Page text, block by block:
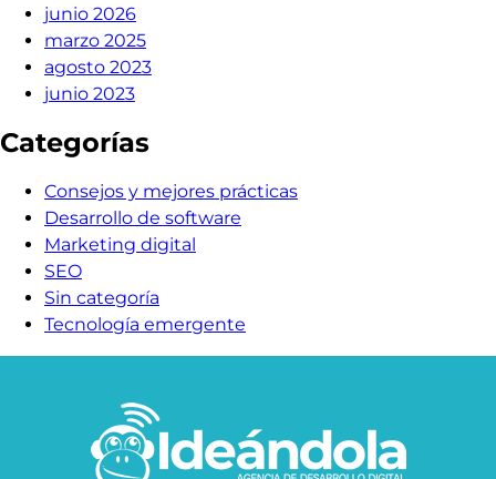
junio 2026
marzo 2025
agosto 2023
junio 2023
Categorías
Consejos y mejores prácticas
Desarrollo de software
Marketing digital
SEO
Sin categoría
Tecnología emergente